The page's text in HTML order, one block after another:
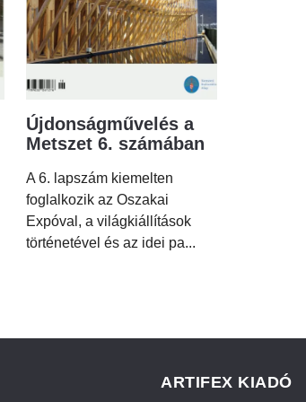
Újdonságművelés a
Metszet 6. számában
A 6. lapszám kiemelten
foglalkozik az Oszakai
Expóval, a világkiállítások
történetével és az idei pa...
ARTIFEX KIADÓ